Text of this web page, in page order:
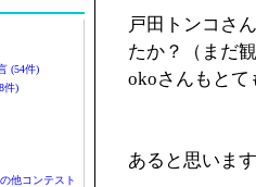
(54件)
件)
他コンテスト
戸田トンコさ
たか？（まだ
okoさんもとて
あると思いま